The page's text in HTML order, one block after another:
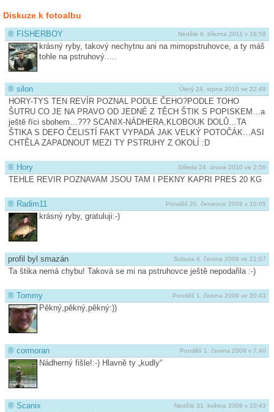
Diskuze k fotoalbu
Neděle 6. března 2011 v 18:58
® FISHERBOY
krásný ryby, takový nechytnu ani na mimopstruhovce, a ty máš
tohle na pstruhový.....
Úterý 24. srpna 2010 ve 22:49
® silon
HORY-TYS TEN REVÍR POZNAL PODLE ČEHO?PODLE TOHO
ŠUTRU CO JE NA PRAVO OD JEDNÉ Z TĚCH ŠTIK S POPISKEM…a
ještě říci sbohem…??? SCANIX-NÁDHERA,KLOBOUK DOLŮ…TA
ŠTIKA S DEFO ČELISTÍ FAKT VYPADÁ JAK VELKÝ POTOČÁK…ASI
CHTĚLA ZAPADNOUT MEZI TY PSTRUHY Z OKOLÍ :D
Středa 24. února 2010 ve 2:56
® Hory
TEHLE REVIR POZNAVAM JSOU TAM I PEKNY KAPRI PRES 20 KG
Pondělí 20. července 2009 v 10:05
® Radim11
krásný ryby, gratuluji:-)
Sobota 6. června 2009 ve 21:07
profil byl smazán
Ta štika nemá chybu! Taková se mi na pstruhovce ještě nepodařila :-)
Pondělí 1. června 2009 ve 20:43
® Tommy
Pěkný,pěkný,pěk­ný:))
Pondělí 1. června 2009 v 7:40
® cormoran
Nádherný fišle!:-) Hlavně ty „kudly“
Neděle 31. května 2009 v 10:43
® Scanix